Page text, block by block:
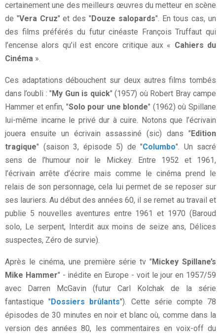
certainement une des meilleurs œuvres du metteur en scène
de "Vera Cruz" et des " Douze salopards". En tous cas, un
des films préférés du futur cinéaste François Truffaut qui
l’encense alors qu’il est encore critique aux « Cahiers du
Cinéma ».
Ces adaptations débouchent sur deux autres films tombés
dans l’oubli : " My Gun is quick" (1957) où Robert Bray campe
Hammer et enfin, "Solo pour une blonde" (1962) où Spillane
lui-même incarne le privé dur à cuire. Notons que l’écrivain
jouera ensuite un écrivain assassiné (sic) dans " Edition
tragique" (saison 3, épisode 5) de "Columbo". Un sacré
sens de l’humour noir le Mickey. Entre 1952 et 1961,
l’écrivain arrête d’écrire mais comme le cinéma prend le
relais de son personnage, cela lui permet de se reposer sur
ses lauriers. Au début des années 60, il se remet au travail et
publie 5 nouvelles aventures entre 1961 et 1970 (Baroud
solo, Le serpent, Interdit aux moins de seize ans, Délices
suspectes, Zéro de survie).
Après le cinéma, une première série tv " Mickey Spillane’s
Mike Hammer" - inédite en Europe - voit le jour en 1957/59
avec Darren McGavin (futur Carl Kolchak de la série
fantastique " Dossiers brûlants"). Cette série compte 78
épisodes de 30 minutes en noir et blanc où, comme dans la
version des années 80, les commentaires en voix-off du